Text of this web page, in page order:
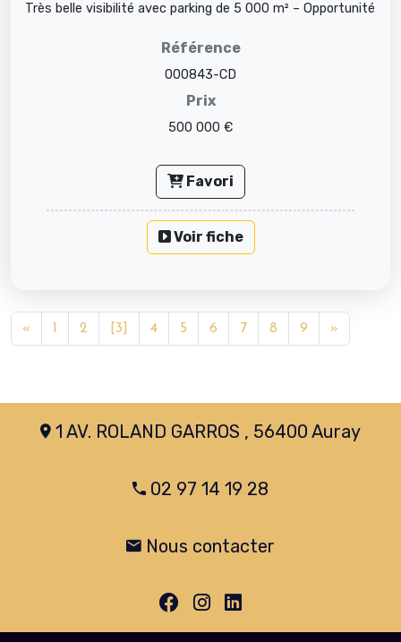
Très belle visibilité avec parking de 5 000 m² – Opportunité
Référence
000843-CD
Prix
500 000 €
Favori
Voir fiche
« 2 [3] 4 5 6 7 8 9 »
1 AV. ROLAND GARROS , 56400 Auray
02 97 14 19 28
Nous contacter